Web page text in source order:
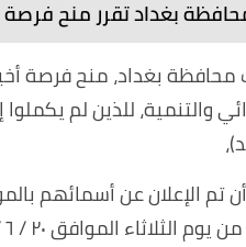
بغداد تقرر منح فرصة
محافظة بغداد، منح فرصة
والتنمية، للذين لم
تم الإعلان عن أسمائهم
الموافق ٢٠ / ٦ / ٢٠٢٣ ولغاية يوم الخميس المقبل الموافق ٢٢ / ٦ / ٢٠٢٣.